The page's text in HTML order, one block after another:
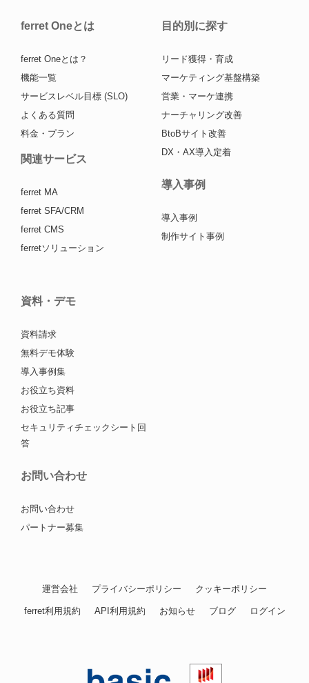
ferret Oneとは
ferret Oneとは？
機能一覧
サービスレベル目標 (SLO)
よくある質問
料金・プラン
関連サービス
ferret MA
ferret SFA/CRM
ferret CMS
ferretソリューション
目的別に探す
リード獲得・育成
マーケティング基盤構築
営業・マーケ連携
ナーチャリング改善
BtoBサイト改善
DX・AX導入定着
導入事例
導入事例
制作サイト事例
資料・デモ
資料請求
無料デモ体験
導入事例集
お役立ち資料
お役立ち記事
セキュリティチェックシート回
答
お問い合わせ
お問い合わせ
パートナー募集
運営会社 プライバシーポリシー クッキーポリシー
ferret利用規約 API利用規約 お知らせ ブログ ログイン